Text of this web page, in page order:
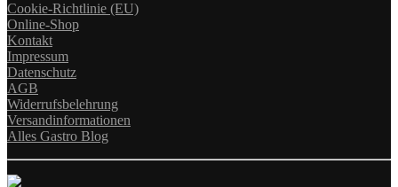
Cookie-Richtlinie (EU)
Online-Shop
Kontakt
Impressum
Datenschutz
AGB
Widerrufsbelehrung
Versandinformationen
Alles Gastro Blog